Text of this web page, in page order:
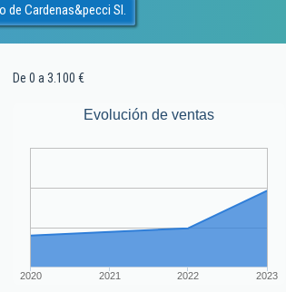
de Cardenas&pecci Sl.
De 0 a 3.100 €
Evolución de ventas
2020 2021 2022 2023